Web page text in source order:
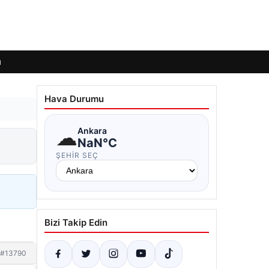
#13790
Hava Durumu
☁Ankara
NaN°C
ŞEHIR SEÇ
Bizi Takip Edin